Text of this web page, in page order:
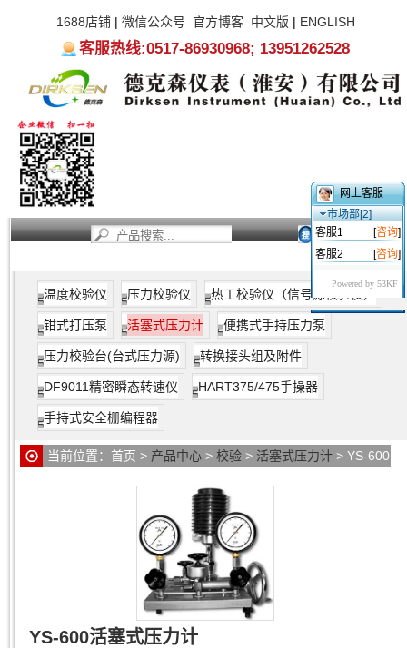
1688店铺| 微信公众号 官方博客 中文版 | ENGLISH
客服热线:0517-86930968; 13951262528
温度校验仪 压力校验仪 热工校验仪（信号源校验仪）
钳式打压泵 活塞式压力计 便携式手持压力泵
压力校验台(台式压力源) 转换接头组及附件
DF9011精密瞬态转速仪 HART375/475手操器
手持式安全栅编程器
当前位置： 首页 > 产品中心 > 校验 > 活塞式压力计 > YS-600
YS-600活塞式压力计
网上客服
市场部[2]
客服1
[咨询]
客服2
[咨询]
Powered by 53KF